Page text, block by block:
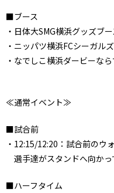
■ブース
・日体大SMG横浜グッズブ
・ニッパツ横浜FCシーガル
・なでしこ横浜ダービーな
≪通常イベント≫
■試合前
・12:15/12:20：試合前のウ
選手達がスタンドへ向かっ
■ハーフタイム